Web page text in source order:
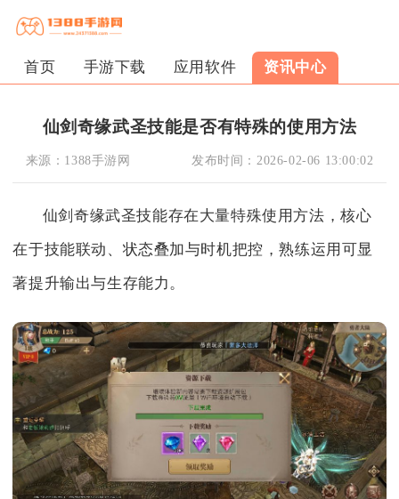
首页 手游下载 应用软件 资讯中心
仙剑奇缘武圣技能是否有特殊的使用方法
来源： 1388手游网 发布时间： 2026-02-06 13:00:02
仙剑奇缘武圣技能存在大量特殊使用方法，核心
在于技能联动、状态叠加与时机把控，熟练运用可显
著提升输出与生存能力。